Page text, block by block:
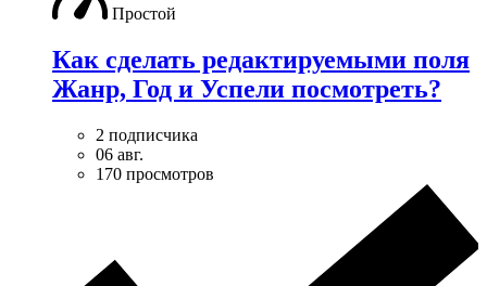
Простой
Как сделать редактируемыми поля
Жанр, Год и Успели посмотреть?
2 подписчика
06 авг.
170 просмотров